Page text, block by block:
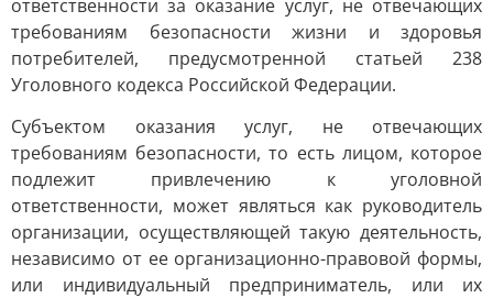
ответственности за оказание услуг, не отвечающих
требованиям безопасности жизни и здоровья
потребителей, предусмотренной статьей 238
Уголовного кодекса Российской Федерации.
Субъектом оказания услуг, не отвечающих
требованиям безопасности, то есть лицом, которое
подлежит привлечению к уголовной
ответственности, может являться как руководитель
организации, осуществляющей такую деятельность,
независимо от ее организационно-правовой формы,
или индивидуальный предприниматель, или их